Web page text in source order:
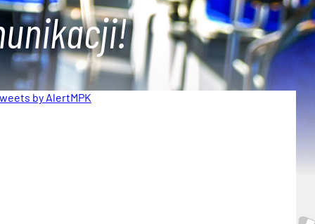
by AlertMPK